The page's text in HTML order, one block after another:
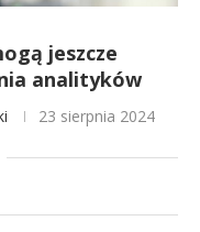
jeszcze
analityków
23 sierpnia 2024